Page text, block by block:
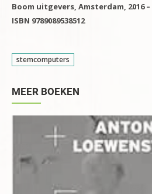
Boom uitgevers, Amsterdam, 2016 –
ISBN 9789089538512
stemcomputers
MEER BOEKEN